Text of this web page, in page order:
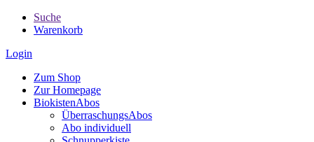
Suche
Warenkorb
Login
Zum Shop
Zur Homepage
BiokistenAbos
ÜberraschungsAbos
Abo individuell